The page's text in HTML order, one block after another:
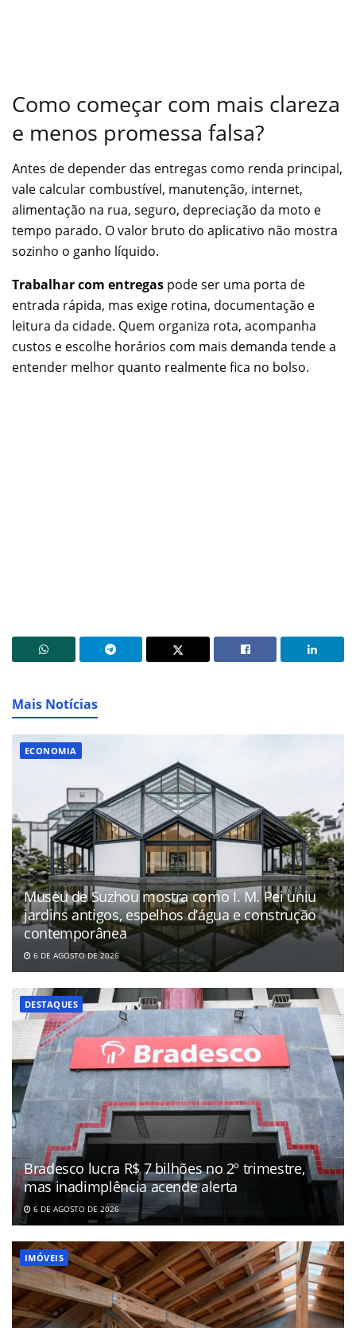
Como começar com mais clareza
e menos promessa falsa?
Antes de depender das entregas como renda principal,
vale calcular combustível, manutenção, internet,
alimentação na rua, seguro, depreciação da moto e
tempo parado. O valor bruto do aplicativo não mostra
sozinho o ganho líquido.
Trabalhar com entregas pode ser uma porta de
entrada rápida, mas exige rotina, documentação e
leitura da cidade. Quem organiza rota, acompanha
custos e escolhe horários com mais demanda tende a
entender melhor quanto realmente fica no bolso.
Mais Notícias
ECONOMIA
Museu de Suzhou mostra como I. M. Pei uniu
jardins antigos, espelhos d’água e construção
contemporânea
6 DE AGOSTO DE 2026
DESTAQUES
Bradesco lucra R$ 7 bilhões no 2º trimestre,
mas inadimplência acende alerta
6 DE AGOSTO DE 2026
IMÓVEIS